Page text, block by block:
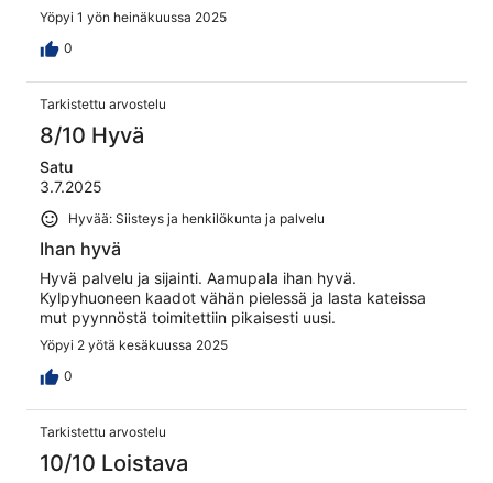
Yöpyi 1 yön heinäkuussa 2025
0
Tarkistettu arvostelu
8/10 Hyvä
Satu
3.7.2025
Hyvää: Siisteys ja henkilökunta ja palvelu
Ihan hyvä
Hyvä palvelu ja sijainti. Aamupala ihan hyvä.
Kylpyhuoneen kaadot vähän pielessä ja lasta kateissa
mut pyynnöstä toimitettiin pikaisesti uusi.
Yöpyi 2 yötä kesäkuussa 2025
0
Tarkistettu arvostelu
10/10 Loistava